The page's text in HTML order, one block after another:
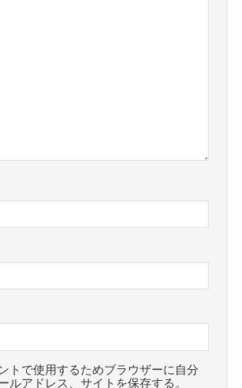
トで使用するためブラウザーに自分
ルアドレス、サイトを保存する。